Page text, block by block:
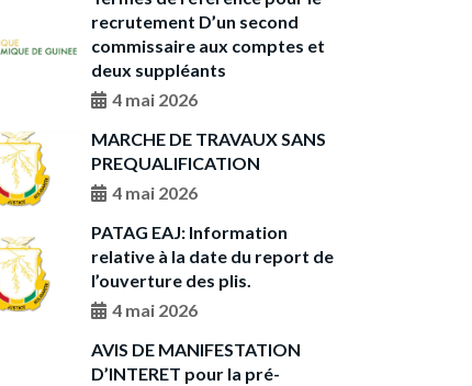
recrutement D’un second
commissaire aux comptes et
deux suppléants
4 mai 2026
MARCHE DE TRAVAUX SANS
PREQUALIFICATION
4 mai 2026
PATAG EAJ: Information
relative à la date du report de
l’ouverture des plis.
4 mai 2026
AVIS DE MANIFESTATION
D’INTERET pour la pré-